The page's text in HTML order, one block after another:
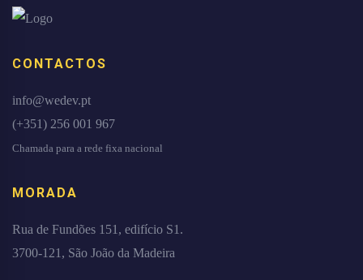
CONTACTOS
info@wedev.pt
(+351) 256 001 967
Chamada para a rede fixa nacional
MORADA
Rua de Fundões 151, edifício S1.
3700-121, São João da Madeira